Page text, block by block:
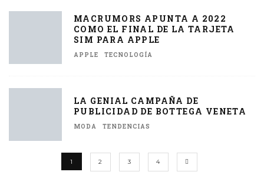
MACRUMORS APUNTA A 2022
COMO EL FINAL DE LA TARJETA
SIM PARA APPLE
APPLE TECNOLOGÍA
LA GENIAL CAMPAÑA DE
PUBLICIDAD DE BOTTEGA VENETA
MODA TENDENCIAS
1 2 3 4